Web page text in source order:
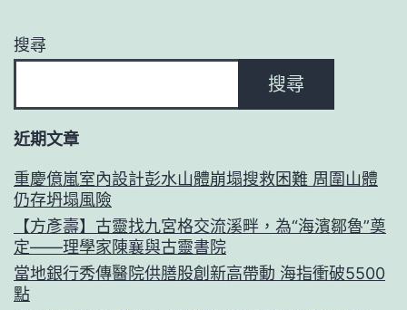
搜尋
搜尋
近期文章
重慶億嵐室內設計彭水山體崩塌搜救困難 周圍山體
仍存坍塌風險
【方彥壽】古靈找九宮格交流溪畔，為“海濱鄒魯”奠
定——理學家陳襄與古靈書院
當地銀行秀傳醫院供膳股創新高帶動 海指衝破5500
點